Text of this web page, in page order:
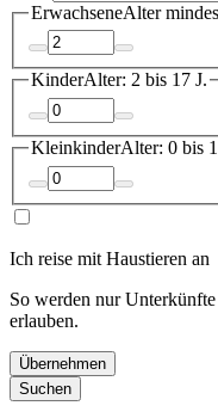
ErwachseneAlter
KinderAlter: 2 bis 17 J.
KleinkinderAlter: 0 bis
Ich reise mit Haustieren an
So werden nur
erlauben.
Übernehmen
Suchen